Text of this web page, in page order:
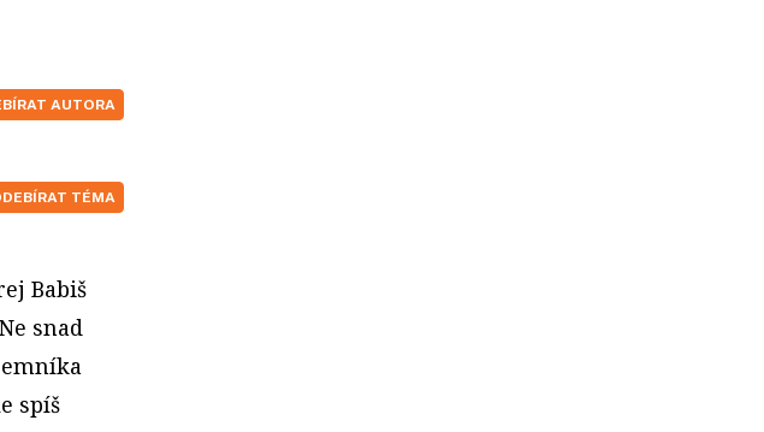
AUTORA
TÉMA
Babiš
snad
spíš